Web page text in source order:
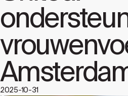
2025-10-31